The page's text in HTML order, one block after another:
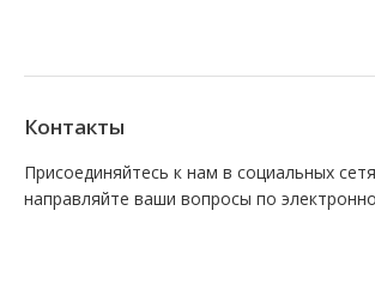
Контакты
Присоединяйтесь к нам в социальных
направляйте ваши вопросы по